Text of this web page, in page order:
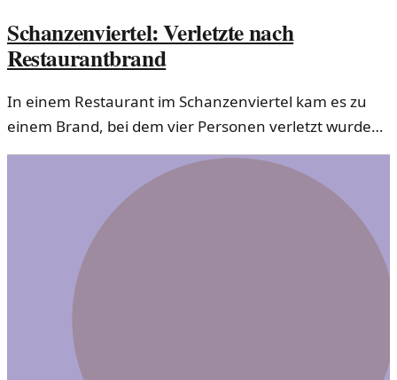
Schanzenviertel: Verletzte nach
Restaurantbrand
In einem Restaurant im Schanzenviertel kam es zu
einem Brand, bei dem vier Personen verletzt wurden.
Erste Ermittlungen zur Brandursache laufen.